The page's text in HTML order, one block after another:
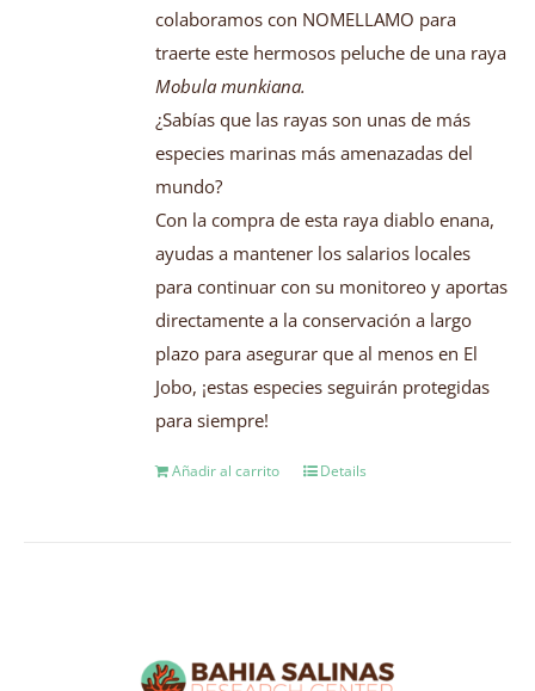
colaboramos con NOMELLAMO para
traerte este hermosos peluche de una raya
Mobula munkiana.
¿Sabías que las rayas son unas de más
especies marinas más amenazadas del
mundo?
Con la compra de esta raya diablo enana,
ayudas a mantener los salarios locales
para continuar con su monitoreo y aportas
directamente a la conservación a largo
plazo para asegurar que al menos en El
Jobo, ¡estas especies seguirán protegidas
para siempre!
Añadir al carrito Details